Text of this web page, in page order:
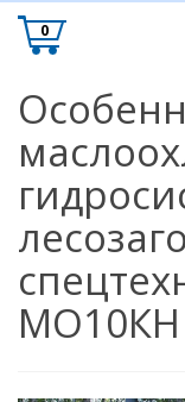
0
МО10КН